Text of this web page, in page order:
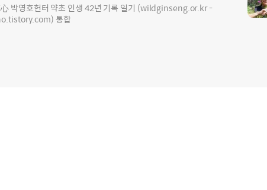
박영호헌터 약초 인생 42년 기록 일기 (wildginseng.or.kr -
통합